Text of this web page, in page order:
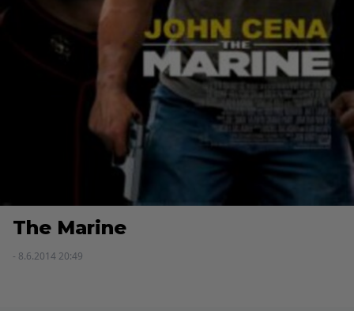
The Marine
- 8.6.2014 20:49